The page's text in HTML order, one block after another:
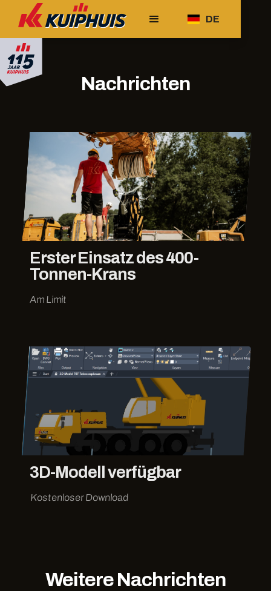
DE
Nachrichten
Erster Einsatz des 400-
Tonnen-Krans
Am Limit
3D-Modell verfügbar
Kostenloser Download
Weitere Nachrichten